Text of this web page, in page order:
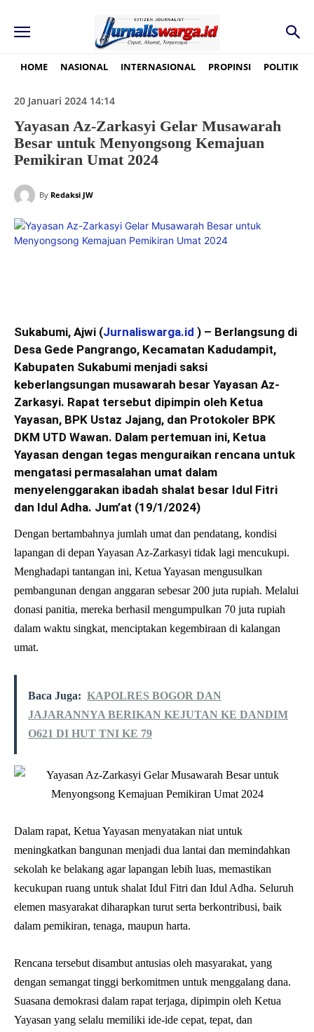
HOME NASIONAL INTERNASIONAL PROPINSI POLITIK
20 Januari 2024 14:14
Yayasan Az-Zarkasyi Gelar Musawarah
Besar untuk Menyongsong Kemajuan
Pemikiran Umat 2024
By Redaksi JW
Sukabumi, Ajwi (Jurnaliswarga.id ) – Berlangsung di
Desa Gede Pangrango, Kecamatan Kadudampit,
Kabupaten Sukabumi menjadi saksi
keberlangsungan musawarah besar Yayasan Az-
Zarkasyi. Rapat tersebut dipimpin oleh Ketua
Yayasan, BPK Ustaz Jajang, dan Protokoler BPK
DKM UTD Wawan. Dalam pertemuan ini, Ketua
Yayasan dengan tegas menguraikan rencana untuk
mengatasi permasalahan umat dalam
menyelenggarakan ibadah shalat besar Idul Fitri
dan Idul Adha. Jum’at (19/1/2024)
Dengan bertambahnya jumlah umat dan pendatang, kondisi
lapangan di depan Yayasan Az-Zarkasyi tidak lagi mencukupi.
Menghadapi tantangan ini, Ketua Yayasan mengusulkan
pembangunan dengan anggaran sebesar 200 juta rupiah. Melalui
donasi panitia, mereka berhasil mengumpulkan 70 juta rupiah
dalam waktu singkat, menciptakan kegembiraan di kalangan
umat.
Baca Juga: KAPOLRES BOGOR DAN
JAJARANNYA BERIKAN KEJUTAN KE DANDIM
O621 DI HUT TNI KE 79
Dalam rapat, Ketua Yayasan menyatakan niat untuk
meningkatkan bangunan menjadi dua lantai dan memindahkan
sekolah ke belakang agar lapangan lebih luas, memastikan
kecukupan ruang untuk shalat Idul Fitri dan Idul Adha. Seluruh
elemen masyarakat diharapkan turut serta berkontribusi, baik
dalam pemikiran, tenaga, maupun harta.
Rencana tersebut disambut antusias oleh masyarakat, yang
dengan semangat tinggi berkomitmen untuk menggalang dana.
Suasana demokrasi dalam rapat terjaga, dipimpin oleh Ketua
Yayasan yang selalu memiliki ide-ide cepat, tepat, dan